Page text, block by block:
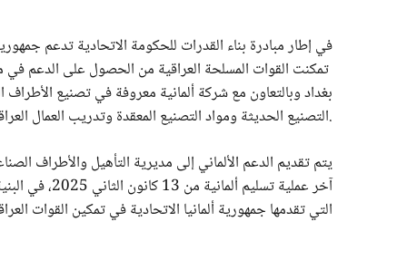
في إطار مبادرة بناء القدرات للحكومة الاتحادية تدعم
بغداد وبالتعاون مع شركة ألمانية معروفة في تصنيع
التصنيع الحديثة ومواد التصنيع المعقدة وتدريب العمال العراقيين المهرة في تصنيع الأطراف الصناعية على مدى عدة سنوات.
يتم تقديم الدعم الألماني إلى مديرية التأهيل والأطراف
آخر عملية
التي تقدمها جمهورية ألمانيا الاتحادية في تمكين القوات